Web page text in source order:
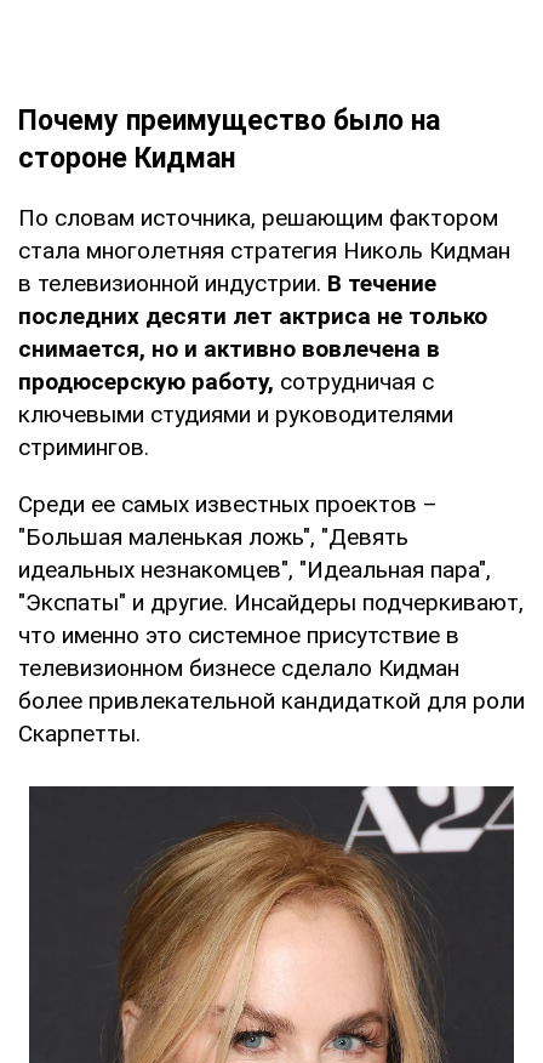
Почему преимущество было на
стороне Кидман
По словам источника, решающим фактором
стала многолетняя стратегия Николь Кидман
в телевизионной индустрии. В течение
последних десяти лет актриса не только
снимается, но и активно вовлечена в
продюсерскую работу, сотрудничая с
ключевыми студиями и руководителями
стримингов.
Среди ее самых известных проектов –
"Большая маленькая ложь", "Девять
идеальных незнакомцев", "Идеальная пара",
"Экспаты" и другие. Инсайдеры подчеркивают,
что именно это системное присутствие в
телевизионном бизнесе сделало Кидман
более привлекательной кандидаткой для роли
Скарпетты.